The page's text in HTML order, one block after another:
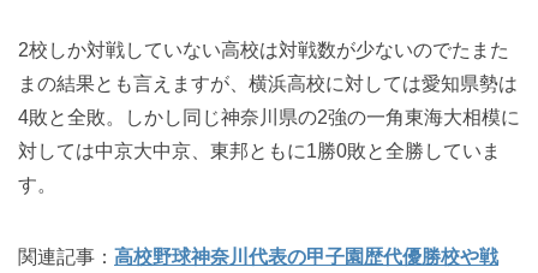
2校しか対戦していない高校は対戦数が少ないのでたまた
まの結果とも言えますが、横浜高校に対しては愛知県勢は
4敗と全敗。しかし同じ神奈川県の2強の一角東海大相模に
対しては中京大中京、東邦ともに1勝0敗と全勝していま
す。
関連記事： 高校野球神奈川代表の甲子園歴代優勝校や戦